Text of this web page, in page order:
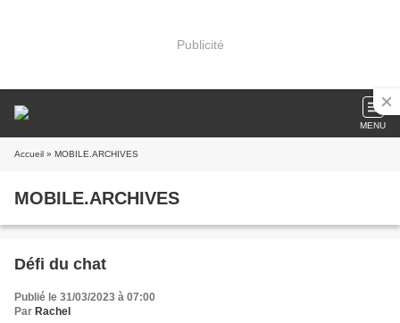
Publicité
MENU
Accueil » MOBILE.ARCHIVES
MOBILE.ARCHIVES
Défi du chat
Publié le 31/03/2023 à 07:00
Par Rachel